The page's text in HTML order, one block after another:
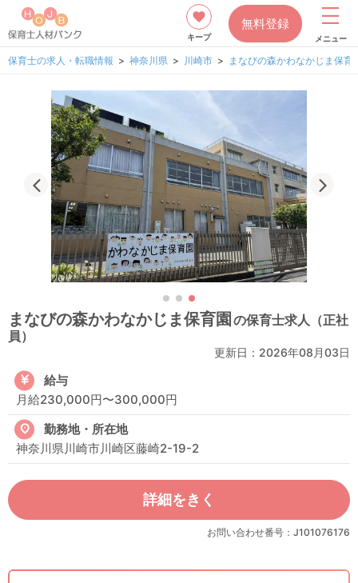
キープ
無料登録
メニュー
保育士の求人・転職情報 神奈川県 川崎市 まなびの森かわなかじま保育
まなびの森かわなかじま保育園 の保育士求人（正社
員）
更新日： 2026年08月03日
給与
月給230,000円〜300,000円
勤務地・所在地
神奈川県川崎市川崎区藤崎2-19-2
詳細をきく
お問い合わせ番号：J101076176